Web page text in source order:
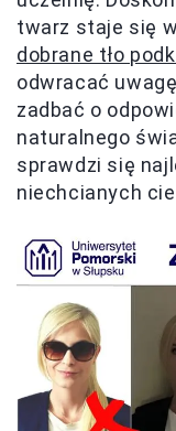
twarz staje się
dobrane tło
odwracać
zadbać o
naturalnego
sprawdzi się
niechcianych